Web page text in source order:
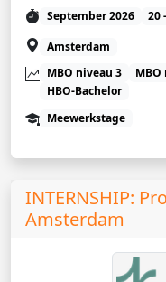
September 2026 20
Amsterdam
MBO niveau 3
MBO
HBO-Bachelor
Meewerkstage
INTERNSHIP:
Amsterdam